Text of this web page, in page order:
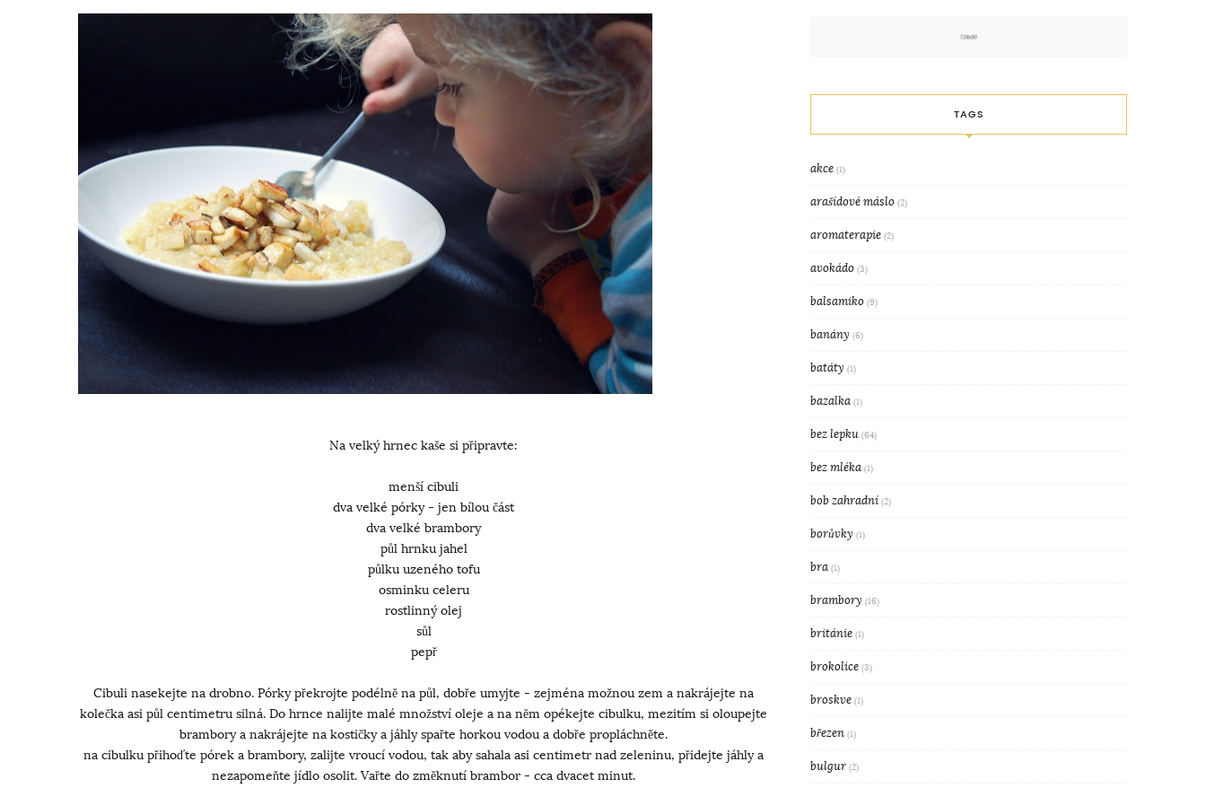
Na velký hrnec kaše si připravte:
menší cibuli
dva velké pórky - jen bílou část
dva velké brambory
půl hrnku jahel
půlku uzeného tofu
osminku celeru
rostlinný olej
sůl
pepř
Cibuli nasekejte na drobno. Pórky překrojte podélně na půl, dobře umyjte - zejména možnou zem a nakrájejte na
kolečka asi půl centimetru silná. Do hrnce nalijte malé množství oleje a na něm opékejte cibulku, mezitím si oloupejte
brambory a nakrájejte na kostičky a jáhly spařte horkou vodou a dobře propláchněte.
na cibulku přihoďte pórek a brambory, zalijte vroucí vodou, tak aby sahala asi centimetr nad zeleninu, přidejte jáhly a
nezapomeňte jídlo osolit. Vařte do změknutí brambor - cca dvacet minut.
TAGS
akce (1)
arašídové máslo (2)
aromaterapie (2)
avokádo (3)
balsamiko (9)
banány (6)
batáty (1)
bazalka (1)
bez lepku (64)
bez mléka (1)
bob zahradní (2)
borůvky (1)
bra (1)
brambory (16)
británie (1)
brokolice (3)
broskve (1)
březen (1)
bulgur (2)